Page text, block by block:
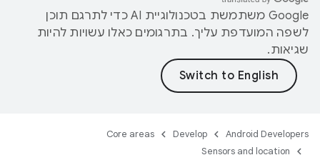
‫Google משתמשת בטכנולוגיית AI כדי לתרגם תוכן
לשפה המועדפת עליך. בתרגומים כאלו עשויות להיות
שגיאות.
Android Developers
Develop
Core areas
Sensors and location